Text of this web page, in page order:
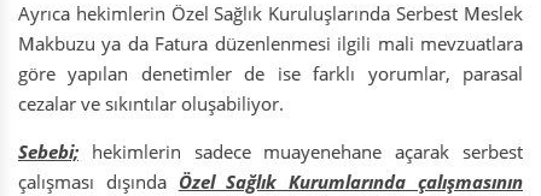
Ayrıca hekimlerin Özel Sağlık Kuruluşlarında Serbest Meslek
Makbuzu ya da Fatura düzenlenmesi ilgili mali mevzuatlara
göre yapılan denetimler de ise farklı yorumlar, parasal
cezalar ve sıkıntılar oluşabiliyor.
Sebebi; hekimlerin sadece muayenehane açarak serbest
çalışması dışında Özel Sağlık Kurumlarında çalışmasının